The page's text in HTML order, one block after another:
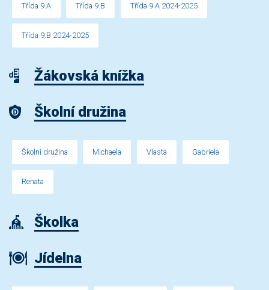
Třída 9.A Třída 9.B Třída 9.A 2024-2025
Třída 9.B 2024-2025
Žákovská knížka
Školní družina
Školní družina Michaela Vlasta Gabriela
Renata
Školka
Jídelna